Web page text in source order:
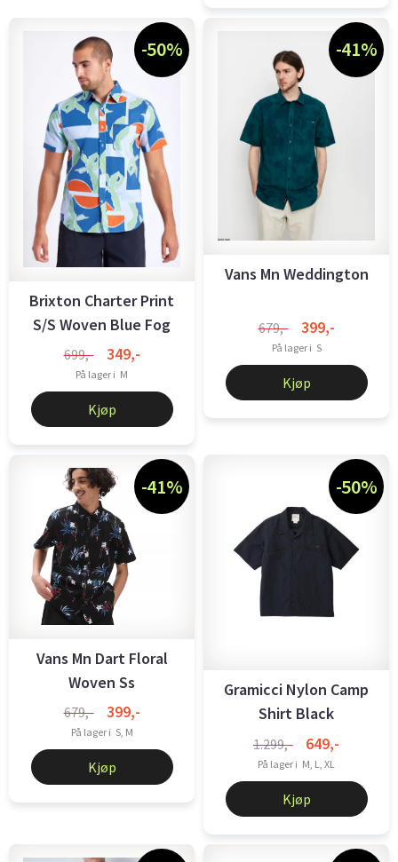
-50%
Brixton Charter Print
S/S Woven Blue Fog
699,- 349,-
På lager i M
Kjøp
-41%
Vans Mn Weddington
679,- 399,-
På lager i S
Kjøp
-41%
Vans Mn Dart Floral
Woven Ss
679,- 399,-
På lager i S, M
Kjøp
-50%
Gramicci Nylon Camp
Shirt Black
1.299,- 649,-
På lager i M, L, XL
Kjøp